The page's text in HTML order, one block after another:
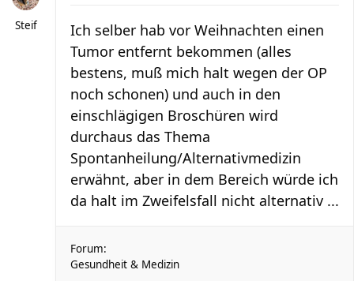
Steif
Ich selber hab vor Weihnachten einen
Tumor entfernt bekommen (alles
bestens, muß mich halt wegen der OP
noch schonen) und auch in den
einschlägigen Broschüren wird
durchaus das Thema
Spontanheilung/Alternativmedizin
erwähnt, aber in dem Bereich würde ich
da halt im Zweifelsfall nicht alternativ ...
Forum:
Gesundheit & Medizin